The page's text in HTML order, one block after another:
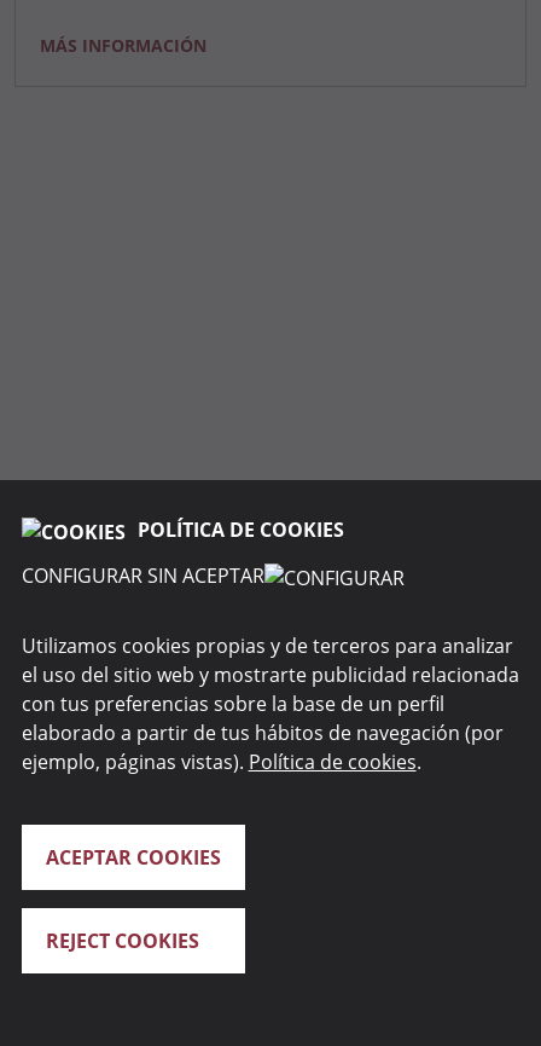
POLÍTICA DE COOKIES
CONFIGURAR SIN ACEPTAR
Utilizamos cookies propias y de terceros para analizar
el uso del sitio web y mostrarte publicidad relacionada
con tus preferencias sobre la base de un perfil
elaborado a partir de tus hábitos de navegación (por
ejemplo, páginas vistas). Política de cookies.
REJECT COOKIES
ACEPTAR COOKIES
MÁS INFORMACIÓN